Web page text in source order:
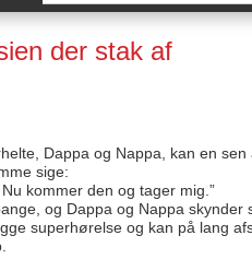
der stak af
Dappa og Nappa, kan en sen
sige:
kommer den og tager mig.”
og Dappa og Nappa skynder
superhørelse og kan på lang